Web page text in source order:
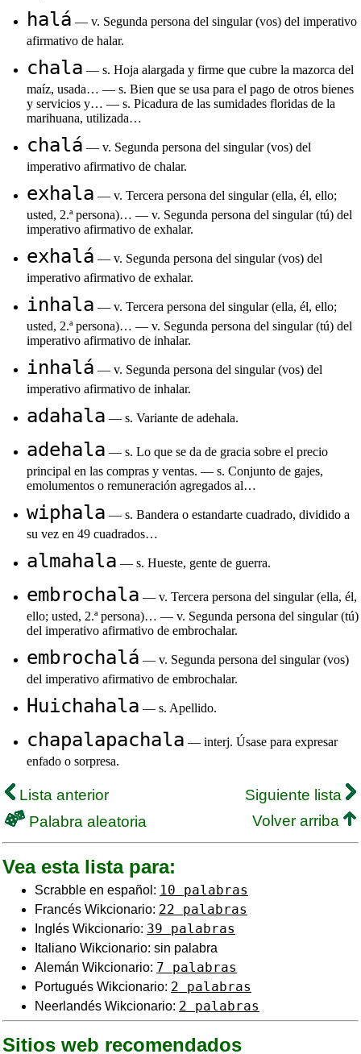
halá — v. Segunda persona del singular (vos) del imperativo
afirmativo de halar.
chala — s. Hoja alargada y firme que cubre la mazorca del
maíz, usada… — s. Bien que se usa para el pago de otros bienes
y servicios y… — s. Picadura de las sumidades floridas de la
marihuana, utilizada…
chalá — v. Segunda persona del singular (vos) del
imperativo afirmativo de chalar.
exhala — v. Tercera persona del singular (ella, él, ello;
usted, 2.ª persona)… — v. Segunda persona del singular (tú) del
imperativo afirmativo de exhalar.
exhalá — v. Segunda persona del singular (vos) del
imperativo afirmativo de exhalar.
inhala — v. Tercera persona del singular (ella, él, ello;
usted, 2.ª persona)… — v. Segunda persona del singular (tú) del
imperativo afirmativo de inhalar.
inhalá — v. Segunda persona del singular (vos) del
imperativo afirmativo de inhalar.
adahala — s. Variante de adehala.
adehala — s. Lo que se da de gracia sobre el precio
principal en las compras y ventas. — s. Conjunto de gajes,
emolumentos o remuneración agregados al…
wiphala — s. Bandera o estandarte cuadrado, dividido a
su vez en 49 cuadrados…
almahala — s. Hueste, gente de guerra.
embrochala — v. Tercera persona del singular (ella, él,
ello; usted, 2.ª persona)… — v. Segunda persona del singular (tú)
del imperativo afirmativo de embrochalar.
embrochalá — v. Segunda persona del singular (vos)
del imperativo afirmativo de embrochalar.
Huichahala — s. Apellido.
chapalapachala — interj. Úsase para expresar
enfado o sorpresa.
Lista anterior
Siguiente lista
Palabra aleatoria
Volver arriba
Vea esta lista para:
Scrabble en español: 10 palabras
Francés Wikcionario: 22 palabras
Inglés Wikcionario: 39 palabras
Italiano Wikcionario: sin palabra
Alemán Wikcionario: 7 palabras
Portugués Wikcionario: 2 palabras
Neerlandés Wikcionario: 2 palabras
Sitios web recomendados